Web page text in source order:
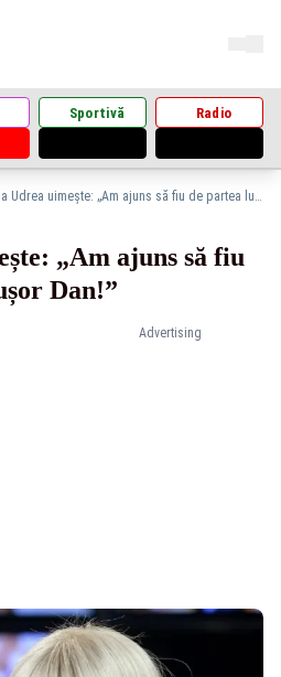
Sportivă Radio
Elena Udrea uimește: „Am ajuns să fiu de partea lui Nicușor Dan!”
Advertising
„Am ajuns să fiu
Dan!”